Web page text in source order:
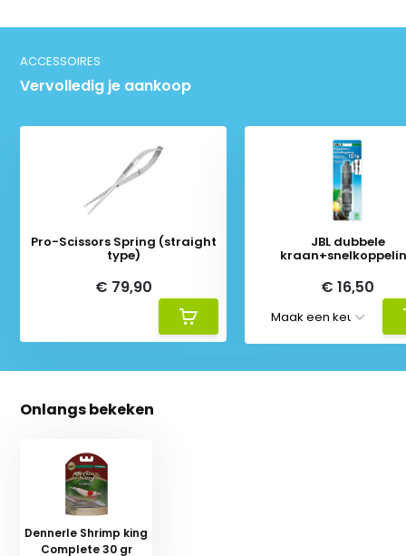
ACCESSOIRES
Vervolledig je aankoop
Pro-Scissors Spring (straight
type)
€ 79,90
JBL dubbele
€ 16,50
Onlangs bekeken
Dennerle Shrimp king
Complete 30 gr